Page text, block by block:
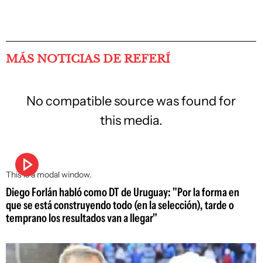
MÁS NOTICIAS DE REFERÍ
This is a modal window.
No compatible source was found for
this media.
Diego Forlán habló como DT de Uruguay: "Por la forma en
que se está construyendo todo (en la selección), tarde o
temprano los resultados van a llegar"